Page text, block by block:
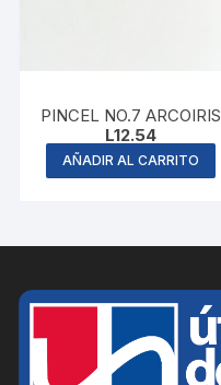
PINCEL NO.7 ARCOIRIS
L12.54
AÑADIR AL CARRITO